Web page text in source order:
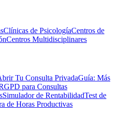
Clínicas de PsicologíaCentros de
Centros Multidisciplinares
Tu Consulta PrivadaGuía: Más
para Consultas
Simulador de RentabilidadTest de
de Horas Productivas